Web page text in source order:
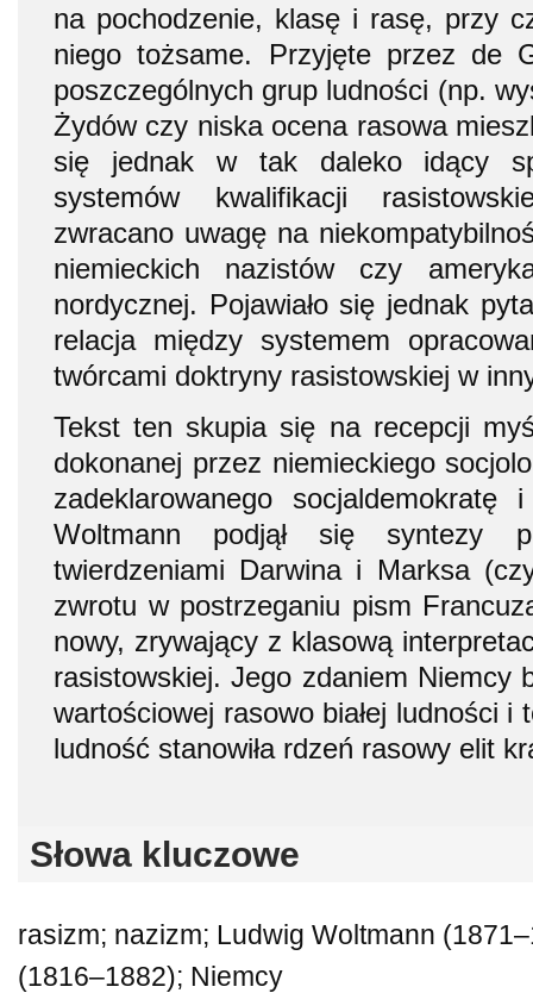
na pochodzenie, klasę i rasę, przy
niego tożsame. Przyjęte przez de
poszczególnych grup ludności (np.
Żydów czy niska ocena rasowa
się jednak w tak daleko idący
systemów kwalifikacji
zwracano uwagę na
niemieckich nazistów czy
nordycznej. Pojawiało się jednak
relacja między systemem
twórcami doktryny rasistowskiej w
Tekst ten skupia się na recepcji
dokonanej przez niemieckiego
zadeklarowanego socjaldemokratę
Woltmann podjął się syntezy
twierdzeniami Darwina i Marksa
zwrotu w postrzeganiu pism
nowy, zrywający z klasową
rasistowskiej. Jego zdaniem Niemcy
wartościowej rasowo białej ludności i
ludność stanowiła rdzeń rasowy elit
Słowa kluczowe
rasizm; nazizm; Ludwig Woltmann
(1816–1882); Niemcy